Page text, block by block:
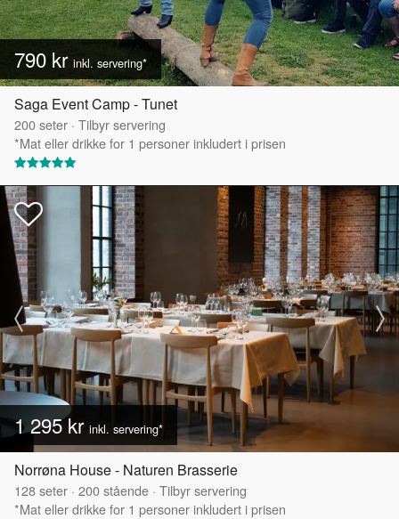
790 kr inkl. servering*
Saga Event Camp - Tunet
200seter · Tilbyr servering
*Mat eller drikke for 1 personer inkludert i prisen
1 295 kr inkl. servering*
Norrøna House - Naturen Brasserie
128seter · 200stående · Tilbyr servering
*Mat eller drikke for 1 personer inkludert i prisen